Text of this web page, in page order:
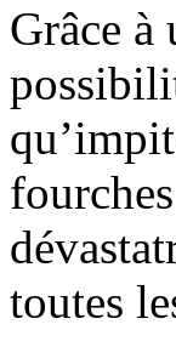
Grâce à
toutes